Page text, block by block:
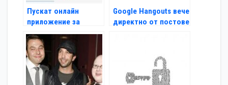
Пускат онлайн
приложение за
градовете на
България
Google Hangouts вече
директно от постове